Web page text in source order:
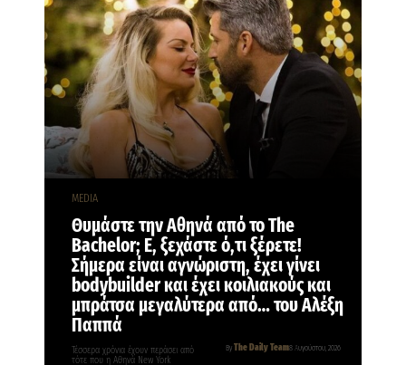
MEDIA
Θυμάστε την Αθηνά από το The
Bachelor; Ε, ξεχάστε ό,τι ξέρετε!
Σήμερα είναι αγνώριστη, έχει γίνει
bodybuilder και έχει κοιλιακούς και
μπράτσα μεγαλύτερα από… του Αλέξη
Παππά
By The Daily Team8 Αυγούστου, 2026
Τέσσερα χρόνια έχουν περάσει από
τότε που η Αθηνά New York